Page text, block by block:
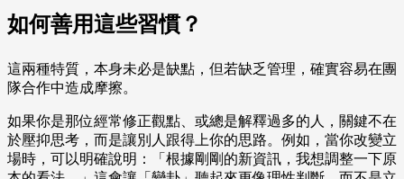
如何善用這些習慣？
這兩種特質，本身未必是缺點，但若缺乏管理，確實容易在團
隊合作中造成摩擦。
如果你是那位經常修正觀點、或總是解釋過多的人，關鍵不在
於壓抑思考，而是讓別人跟得上你的思路。例如，當你改變立
場時，可以明確說明：「根據剛剛的新資訊，我想調整一下原